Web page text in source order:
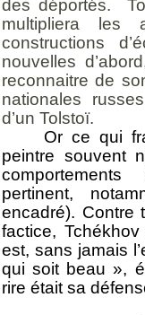
des déportés.
multipliera les
constructions
nouvelles
reconnaitre de
nationales
d’un Tolstoï.
Or ce qui
peintre souvent
pertinent,
encadré). Contre
factice,
est, sans jamais
qui soit beau »,
rire était sa